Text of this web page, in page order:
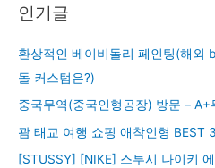
인기글
환상적인 베이비돌리 페인팅(해외
돌 커스텀은?)
중국무역(중국인형공장) 방문 – A+
괌 태교 여행 쇼핑 애착인형 BEST
[STUSSY] [NIKE] 스투시 나이키